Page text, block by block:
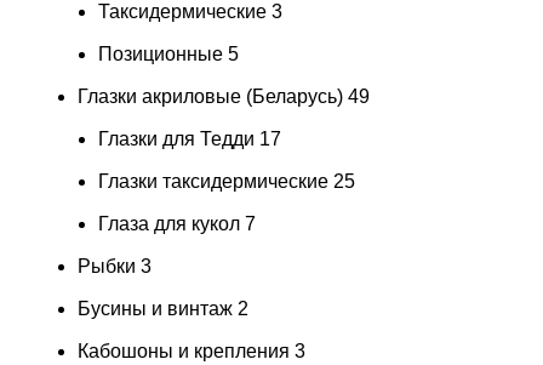
Таксидермические 3
Позиционные 5
Глазки акриловые (Беларусь) 49
Глазки для Тедди 17
Глазки таксидермические 25
Глаза для кукол 7
Рыбки 3
Бусины и винтаж 2
Кабошоны и крепления 3